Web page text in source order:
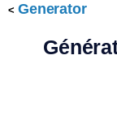
Generator